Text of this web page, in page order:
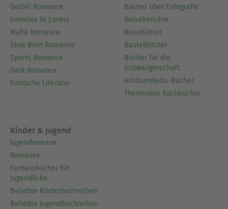
Gothic Romance
Enemies to Lovers
Mafia Romance
Slow Burn Romance
Sports Romance
Dark Romance
Erotische Literatur
Bücher über Fotografie
Reiseberichte
Reiseführer
Bastelbücher
Bücher für die
Schwangerschaft
Achtsamkeits-Bücher
Thermomix Kochbücher
Kinder & Jugend
Jugendromane
Romance
Fantasybücher für
Jugendliche
Beliebte Kinderbuchreihen
Beliebte Jugendbuchreihen